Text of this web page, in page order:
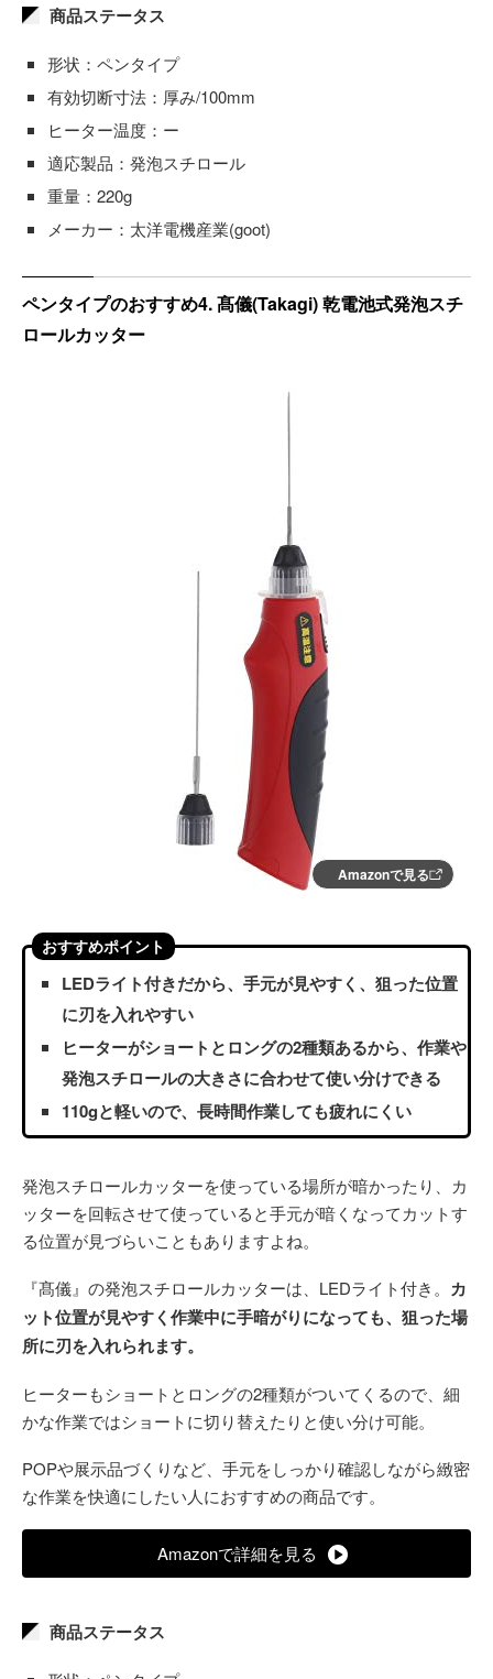
商品ステータス
形状：ペンタイプ
有効切断寸法：厚み/100mm
ヒーター温度：ー
適応製品：発泡スチロール
重量：220g
メーカー：太洋電機産業(goot)
ペンタイプのおすすめ4. 髙儀(Takagi) 乾電池式発泡スチ
ロールカッター
Amazonで見る
おすすめポイント
LEDライト付きだから、手元が見やすく、狙った位置
に刃を入れやすい
ヒーターがショートとロングの2種類あるから、作業や
発泡スチロールの大きさに合わせて使い分けできる
110gと軽いので、長時間作業しても疲れにくい
発泡スチロールカッターを使っている場所が暗かったり、カ
ッターを回転させて使っていると手元が暗くなってカットす
る位置が見づらいこともありますよね。
『髙儀』の発泡スチロールカッターは、LEDライト付き。 カ
ット位置が見やすく作業中に手暗がりになっても、狙った場
所に刃を入れられます。
ヒーターもショートとロングの2種類がついてくるので、細
かな作業ではショートに切り替えたりと使い分け可能。
POPや展示品づくりなど、手元をしっかり確認しながら緻密
な作業を快適にしたい人におすすめの商品です。
Amazonで詳細を見る
商品ステータス